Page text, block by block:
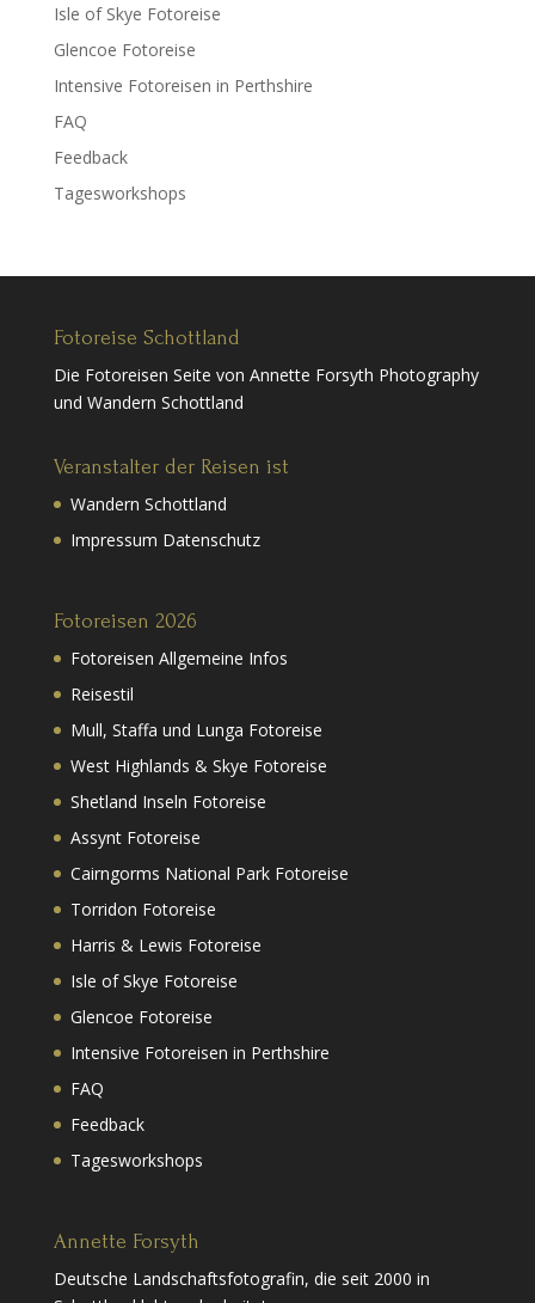
Isle of Skye Fotoreise
Glencoe Fotoreise
Intensive Fotoreisen in Perthshire
FAQ
Feedback
Tagesworkshops
Fotoreise Schottland
Die Fotoreisen Seite von Annette Forsyth Photography
und Wandern Schottland
Veranstalter der Reisen ist
Wandern Schottland
Impressum Datenschutz
Fotoreisen 2026
Fotoreisen Allgemeine Infos
Reisestil
Mull, Staffa und Lunga Fotoreise
West Highlands & Skye Fotoreise
Shetland Inseln Fotoreise
Assynt Fotoreise
Cairngorms National Park Fotoreise
Torridon Fotoreise
Harris & Lewis Fotoreise
Isle of Skye Fotoreise
Glencoe Fotoreise
Intensive Fotoreisen in Perthshire
FAQ
Feedback
Tagesworkshops
Annette Forsyth
Deutsche Landschaftsfotografin, die seit 2000 in